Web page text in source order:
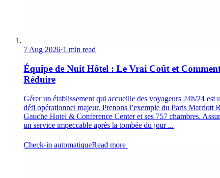
7 Aug 2026·1 min read
Équipe de Nuit Hôtel : Le Vrai Coût et
Réduire
Gérer un établissement qui accueille des voyageurs 24h/24 est
défi opérationnel majeur. Prenons l’exemple du Paris Marriott
Gauche Hotel & Conference Center et ses 757 chambres.
un service impeccable après la tombée du jour ...
Check-in automatiqueRead more